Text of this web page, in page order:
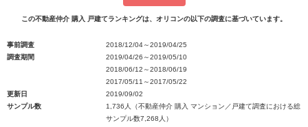
この不動産仲介 購入 戸建てランキングは、オリコンの以下の調査に基づいています。
事前調査
2018/12/04～2019/04/25
調査期間
2019/04/26～2019/05/10
2018/06/12～2018/06/19
2017/05/11～2017/05/22
更新日
2019/09/02
サンプル数
1,736人（不動産仲介 購入 マンション／戸建て調査における総
サンプル数7,268人）